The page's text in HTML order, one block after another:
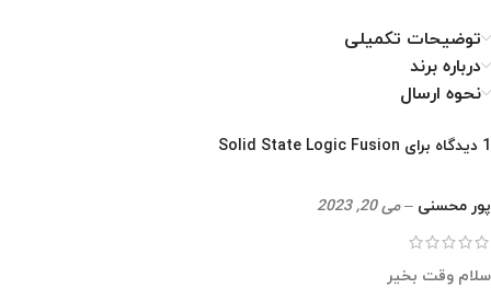
توضیحات تکمیلی
درباره برند
نحوه ارسال
1 دیدگاه برای Solid State Logic Fusion
پور محسنی – می 20, 2023
سلام وقت بخیر